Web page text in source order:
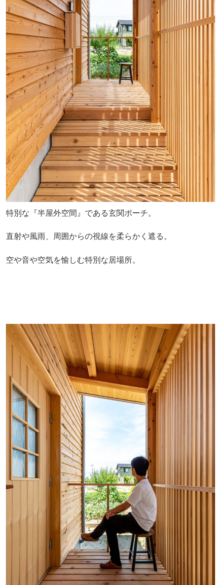
特別な『半屋外空間』である玄関ポーチ。
直射や風雨、周囲からの視線を柔らかく遮る。
空や音や空気を愉しむ特別な居場所。